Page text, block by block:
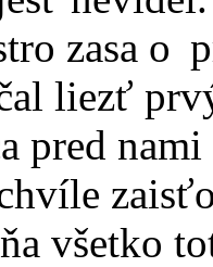
zasa o
liezť
pred
všetko